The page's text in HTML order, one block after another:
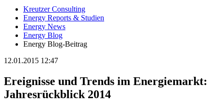
Kreutzer Consulting
Energy Reports & Studien
Energy News
Energy Blog
Energy Blog-Beitrag
12.01.2015 12:47
Ereignisse und Trends im Energiemarkt:
Jahresrückblick 2014